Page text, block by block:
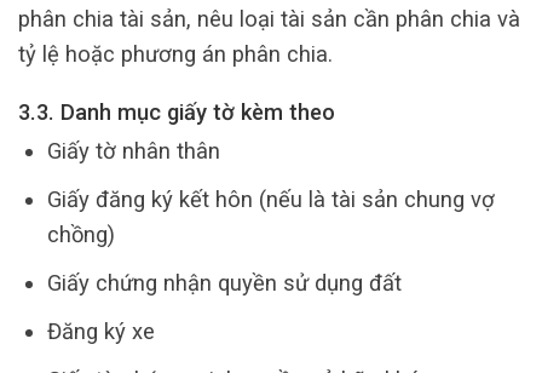
phân chia tài sản, nêu loại tài sản cần phân chia và
tỷ lệ hoặc phương án phân chia.
3.3. Danh mục giấy tờ kèm theo
Giấy tờ nhân thân
Giấy đăng ký kết hôn (nếu là tài sản chung vợ
chồng)
Giấy chứng nhận quyền sử dụng đất
Đăng ký xe